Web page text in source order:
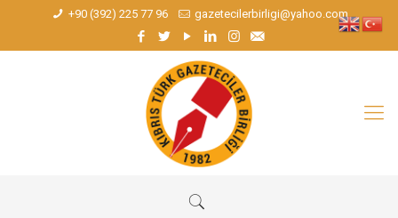
+90 (392) 225 77 96 gazetecilerbirligi@yahoo.com